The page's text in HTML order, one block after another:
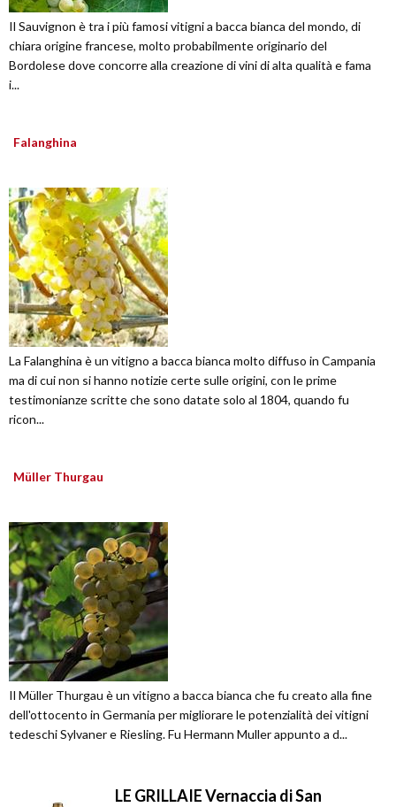
Il Sauvignon è tra i più famosi vitigni a bacca bianca del mondo, di
chiara origine francese, molto probabilmente originario del
Bordolese dove concorre alla creazione di vini di alta qualità e fama
i...
Falanghina
La Falanghina è un vitigno a bacca bianca molto diffuso in Campania
ma di cui non si hanno notizie certe sulle origini, con le prime
testimonianze scritte che sono datate solo al 1804, quando fu
ricon...
Müller Thurgau
Il Müller Thurgau è un vitigno a bacca bianca che fu creato alla fine
dell'ottocento in Germania per migliorare le potenzialità dei vitigni
tedeschi Sylvaner e Riesling. Fu Hermann Muller appunto a d...
LE GRILLAIE Vernaccia di San